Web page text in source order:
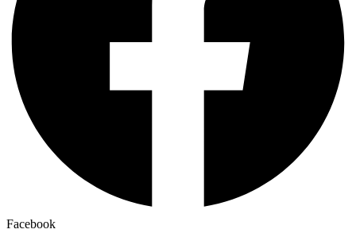
Facebook